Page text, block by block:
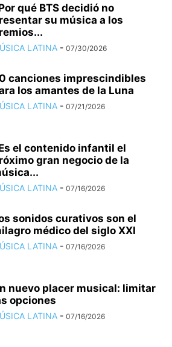
qué BTS decidió no
su música a los
LATINA - 07/30/2026
canciones imprescindibles
los amantes de la Luna
LATINA - 07/21/2026
el contenido infantil el
gran negocio de la
LATINA - 07/16/2026
sonidos curativos son el
médico del siglo XXI
LATINA - 07/16/2026
nuevo placer musical: limitar
opciones
LATINA - 07/16/2026